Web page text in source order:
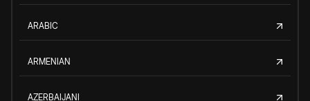
ARABIC
ARMENIAN
AZERBAIJANI